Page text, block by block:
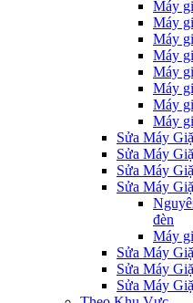
Máy
Máy
Máy
Máy
Máy
Máy
Máy
Máy
Sửa Máy
Sửa Máy
Sửa Máy
Sửa Máy
đèn
Máy
Sửa Máy
Sửa Máy
Sửa Máy